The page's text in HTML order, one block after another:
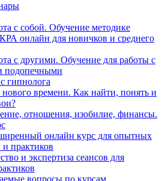
с собой. Обучение методике
онлайн для новичков и среднего
с другими. Обучение для работы с
подопечными
гипнолога
времени. Как найти, понять и
отношения, изобилие, финансы.
онлайн курс для опытных
практиков
и экспертиза сеансов для
вопросы по курсам